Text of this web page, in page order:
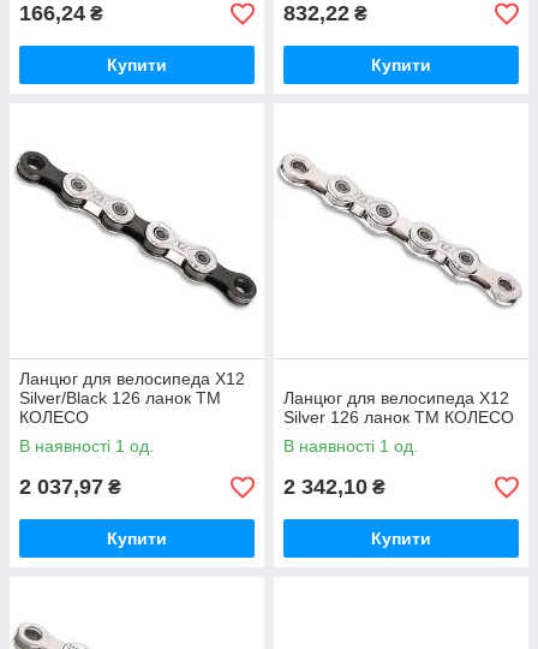
166,24 ₴
Купити
832,22 ₴
Купити
Ланцюг для велосипеда X12
Silver/Black 126 ланок ТМ
КОЛЕСО
В наявності 1 од.
2 037,97 ₴
Купити
Ланцюг для велосипеда X12
Silver 126 ланок ТМ КОЛЕСО
В наявності 1 од.
2 342,10 ₴
Купити